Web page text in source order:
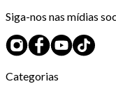
Siga-nos nas mídias
Categorias